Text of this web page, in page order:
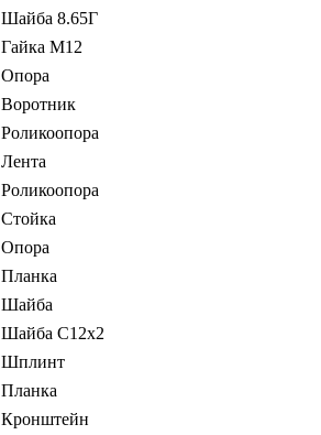
Шайба 8.65Г
Гайка М12
Опора
Воротник
Роликоопора
Лента
Роликоопора
Стойка
Опора
Планка
Шайба
Шайба С12х2
Шплинт
Планка
Кронштейн